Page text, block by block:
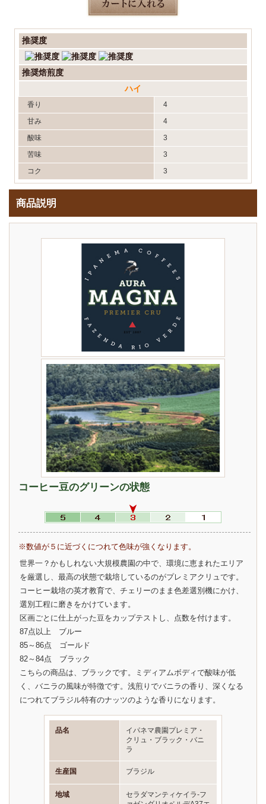
推奨度
推奨焙煎度
ハイ
香り
4
甘み
4
酸味
3
苦味
3
コク
3
商品説明
コーヒー豆のグリーンの状態
※数値が５に近づくにつれて色味が強くなります。
世界一？かもしれない大規模農園の中で、環境に恵まれたエリア
を厳選し、最高の状態で栽培しているのがプレミアクリュです。
コーヒー栽培の英才教育で、チェリーのまま色差選別機にかけ、
選別工程に磨きをかけています。
区画ごとに仕上がった豆をカップテストし、点数を付けます。
87点以上 ブルー
85～86点 ゴールド
82～84点 ブラック
こちらの商品は、ブラックです。ミディアムボディで酸味が低
く、バニラの風味が特徴です。浅煎りでバニラの香り、深くなる
につれてブラジル特有のナッツのような香りになります。
品名
イパネマ農園プレミア・
クリュ・ブラック・バニ
ラ
生産国 ブラジル
地域
セラダマンティケイラ-フ